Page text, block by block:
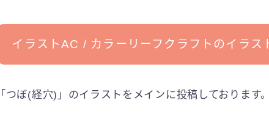
イラストAC / カラーリーフクラフトのイラス
「つぼ(経穴)」のイラストをメインに投稿しております。